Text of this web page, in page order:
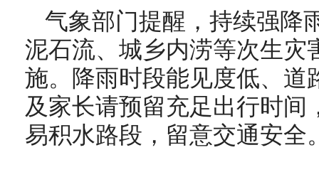
气象部门提醒，持续强降
泥石流、城乡内涝等次生灾
施。降雨时段能见度低、道
及家长请预留充足出行时间
易积水路段，留意交通安全